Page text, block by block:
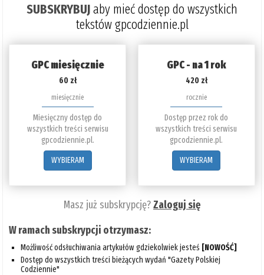
SUBSKRYBUJaby mieć dostęp do wszystkich
tekstów gpcodziennie.pl
GPC miesięcznie
60 zł
miesięcznie
Miesięczny dostęp do
wszystkich treści serwisu
gpcodziennie.pl.
WYBIERAM
GPC - na 1 rok
420 zł
rocznie
Dostęp przez rok do
wszystkich treści serwisu
gpcodziennie.pl.
WYBIERAM
Masz już subskrypcję?Zaloguj się
W ramach subskrypcji otrzymasz:
Możliwość odsłuchiwania artykułów gdziekolwiek jesteś [NOWOŚĆ]
Dostęp do wszystkich treści bieżących wydań "Gazety Polskiej
Codziennie"